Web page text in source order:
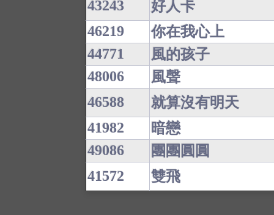
43243
好人卡
46219
你在我心上
44771
風的孩子
48006
風聲
46588
就算沒有明天
41982
暗戀
49086
團團圓圓
41572
雙飛